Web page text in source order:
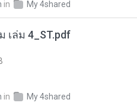
in My 4shared
เล่ม 4_ST.pdf
in My 4shared